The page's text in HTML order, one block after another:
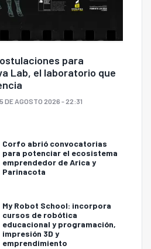
para
Lab, el laboratorio que
DE AGOSTO 2026 - 22:31
Corfo abrió convocatorias
para potenciar el ecosistema
emprendedor de Arica y
Parinacota
My Robot School: incorpora
cursos de robótica
educacional y programación,
impresión 3D y
emprendimiento